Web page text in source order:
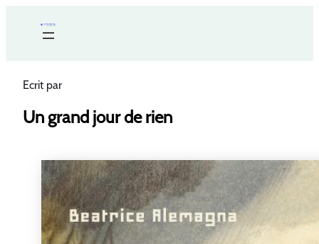
Ecrit par
Un grand jour de rien